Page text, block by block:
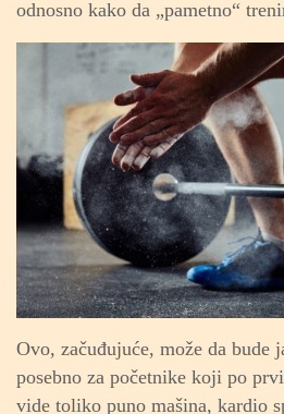
odnosno kako da „pametno“
Ovo, začuđujuće, može da bude
posebno za početnike koji po
vide toliko puno mašina, kardio